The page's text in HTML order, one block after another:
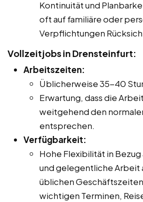
Kontinuität und
oft auf familiäre oder
Verpflichtungen
Vollzeitjobs in Drensteinfurt:
Arbeitszeiten:
Üblicherweise 35-40
Erwartung, dass die
weitgehend den
entsprechen.
Verfügbarkeit:
Hohe Flexibilität in
und gelegentliche Arbeit
üblichen
wichtigen Terminen,